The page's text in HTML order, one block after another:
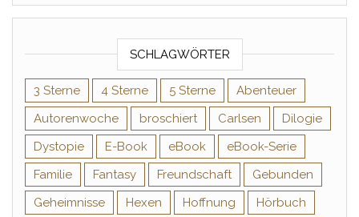
SCHLAGWÖRTER
3 Sterne 4 Sterne 5 Sterne
Abenteuer
Autorenwoche
broschiert Carlsen
Dilogie
Dystopie
E-Book eBook
eBook-Serie
Familie
Fantasy Freundschaft
Gebunden
Geheimnisse
Hexen Hoffnung
Hörbuch